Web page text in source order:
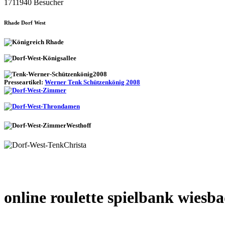
1711940 Besucher
Rhade Dorf West
Presseartikel: Werner Tenk Schützenkönig 2008
online roulette spielbank